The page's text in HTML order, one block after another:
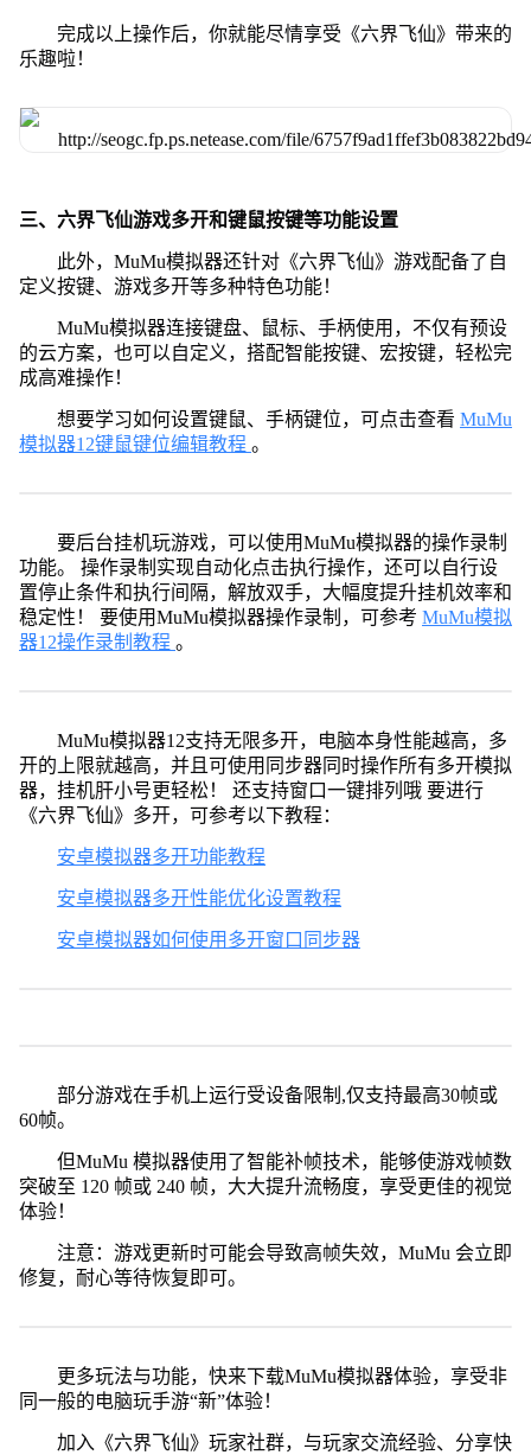
完成以上操作后，你就能尽情享受《六界飞仙》带来的
乐趣啦！
三、六界飞仙游戏多开和键鼠按键等功能设置
此外，MuMu模拟器还针对《六界飞仙》游戏配备了自
定义按键、游戏多开等多种特色功能！
MuMu模拟器连接键盘、鼠标、手柄使用，不仅有预设
的云方案，也可以自定义，搭配智能按键、宏按键，轻松完
成高难操作！
想要学习如何设置键鼠、手柄键位，可点击查看 MuMu
模拟器12键鼠键位编辑教程 。
要后台挂机玩游戏，可以使用MuMu模拟器的操作录制
功能。 操作录制实现自动化点击执行操作，还可以自行设
置停止条件和执行间隔，解放双手，大幅度提升挂机效率和
稳定性！ 要使用MuMu模拟器操作录制，可参考 MuMu模拟
器12操作录制教程 。
MuMu模拟器12支持无限多开，电脑本身性能越高，多
开的上限就越高，并且可使用同步器同时操作所有多开模拟
器，挂机肝小号更轻松！ 还支持窗口一键排列哦 要进行
《六界飞仙》多开，可参考以下教程：
安卓模拟器多开功能教程
安卓模拟器多开性能优化设置教程
安卓模拟器如何使用多开窗口同步器
部分游戏在手机上运行受设备限制,仅支持最高30帧或
60帧。
但MuMu 模拟器使用了智能补帧技术，能够使游戏帧数
突破至 120 帧或 240 帧，大大提升流畅度，享受更佳的视觉
体验！
注意：游戏更新时可能会导致高帧失效，MuMu 会立即
修复，耐心等待恢复即可。
更多玩法与功能，快来下载MuMu模拟器体验，享受非
同一般的电脑玩手游“新”体验！
加入《六界飞仙》玩家社群，与玩家交流经验、分享快